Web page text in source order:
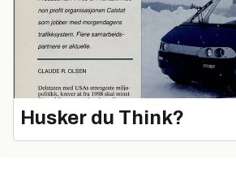
Husker du Think?